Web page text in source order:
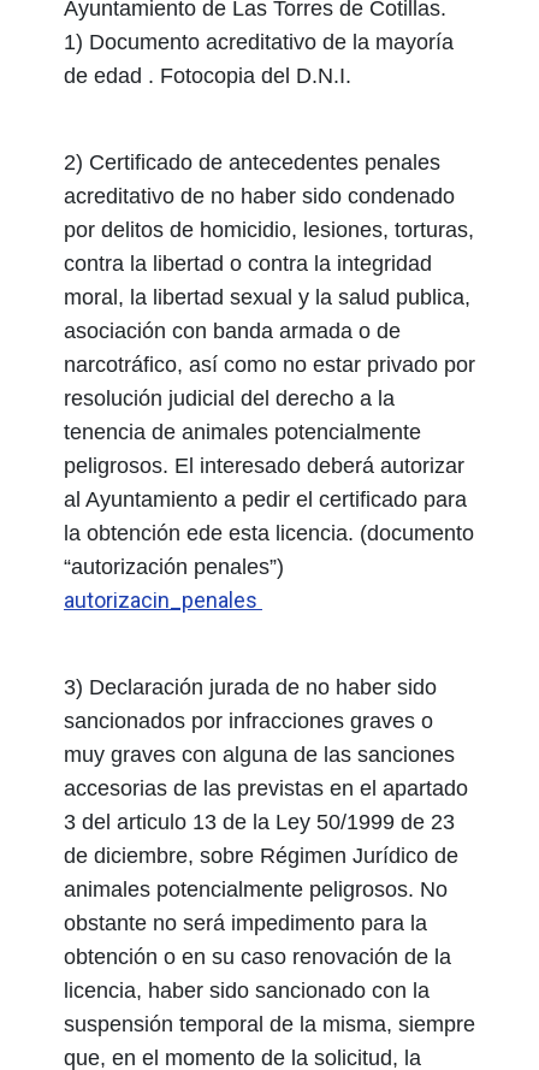
Ayuntamiento de Las Torres de Cotillas.
1) Documento acreditativo de la mayoría
de edad . Fotocopia del D.N.I.
2) Certificado de antecedentes penales
acreditativo de no haber sido condenado
por delitos de homicidio, lesiones, torturas,
contra la libertad o contra la integridad
moral, la libertad sexual y la salud publica,
asociación con banda armada o de
narcotráfico, así como no estar privado por
resolución judicial del derecho a la
tenencia de animales potencialmente
peligrosos. El interesado deberá autorizar
al Ayuntamiento a pedir el certificado para
la obtención ede esta licencia. (documento
“autorización penales”)
autorizacin_penales
3) Declaración jurada de no haber sido
sancionados por infracciones graves o
muy graves con alguna de las sanciones
accesorias de las previstas en el apartado
3 del articulo 13 de la Ley 50/1999 de 23
de diciembre, sobre Régimen Jurídico de
animales potencialmente peligrosos. No
obstante no será impedimento para la
obtención o en su caso renovación de la
licencia, haber sido sancionado con la
suspensión temporal de la misma, siempre
que, en el momento de la solicitud, la